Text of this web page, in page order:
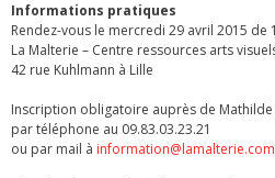
Informations pratiques
Rendez-vous le mercredi 29 avril 2015 de
La Malterie – Centre ressources arts
42 rue Kuhlmann à Lille
Inscription obligatoire auprès de
par téléphone au 09.83.03.23.21
ou par mail à information@lamalterie.com